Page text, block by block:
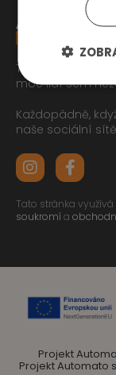
Tak jste se
moc lidí sem
Každopádně,
naše sociální
Tato stránka využívá
soukromía
Projekt
Projekt Automato